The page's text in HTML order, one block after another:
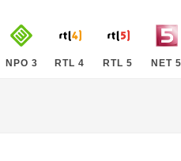
NPO 3 RTL 4 RTL 5 NET 5